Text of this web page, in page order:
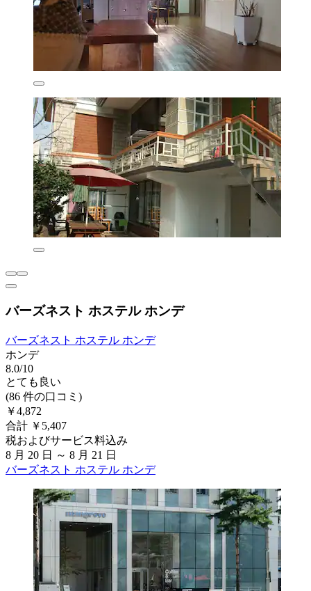
バーズネスト ホステル ホンデ
バーズネスト ホステル ホンデ
ホンデ
8.0/10
とても良い
(86 件の口コミ)
￥4,872
合計 ￥5,407
税およびサービス料込み
8 月 20 日 ～ 8 月 21 日
バーズネスト ホステル ホンデ